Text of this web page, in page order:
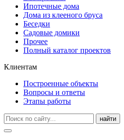
Ипотечные дома
Дома из клееного бруса
Беседки
Садовые домики
Прочее
Полный каталог проектов
Клиентам
Построенные объекты
Вопросы и ответы
Этапы работы
найти